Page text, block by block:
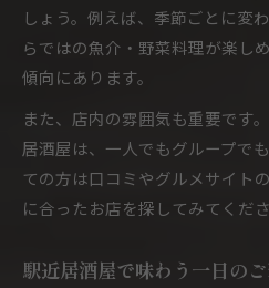
しょう。例えば、季節ごとに変
らではの魚介・野菜料理が楽し
傾向にあります。
また、店内の雰囲気も重要です
居酒屋は、一人でもグループで
ての方は口コミやグルメサイト
に合ったお店を探してみてくださ
駅近居酒屋で味わう一日の